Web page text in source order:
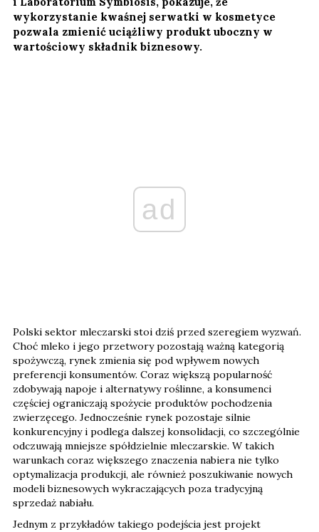
wykorzystanie kwaśnej serwatki w kosmetyce
pozwala zmienić uciążliwy produkt uboczny w
wartościowy składnik biznesowy.
ad
Polski sektor mleczarski stoi dziś przed szeregiem wyzwań.
Choć mleko i jego przetwory pozostają ważną kategorią
spożywczą, rynek zmienia się pod wpływem nowych
preferencji konsumentów. Coraz większą popularność
zdobywają napoje i alternatywy roślinne, a konsumenci
częściej ograniczają spożycie produktów pochodzenia
zwierzęcego. Jednocześnie rynek pozostaje silnie
konkurencyjny i podlega dalszej konsolidacji, co szczególnie
odczuwają mniejsze spółdzielnie mleczarskie. W takich
warunkach coraz większego znaczenia nabiera nie tylko
optymalizacja produkcji, ale również poszukiwanie nowych
modeli biznesowych wykraczających poza tradycyjną
sprzedaż nabiału.
Jednym z przykładów takiego podejścia jest projekt